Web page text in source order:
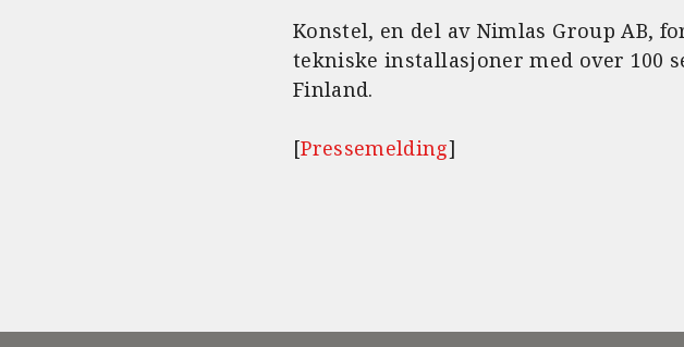
Konstel, en del av Nimlas Group AB,
tekniske installasjoner med over 100
Finland.
[Pressemelding]